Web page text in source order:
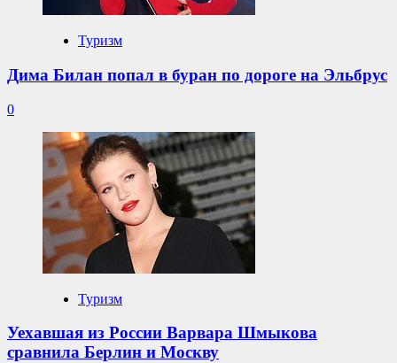
Туризм
Дима Билан попал в буран по дороге на Эльбрус
0
Туризм
Уехавшая из России Варвара Шмыкова
сравнила Берлин и Москву